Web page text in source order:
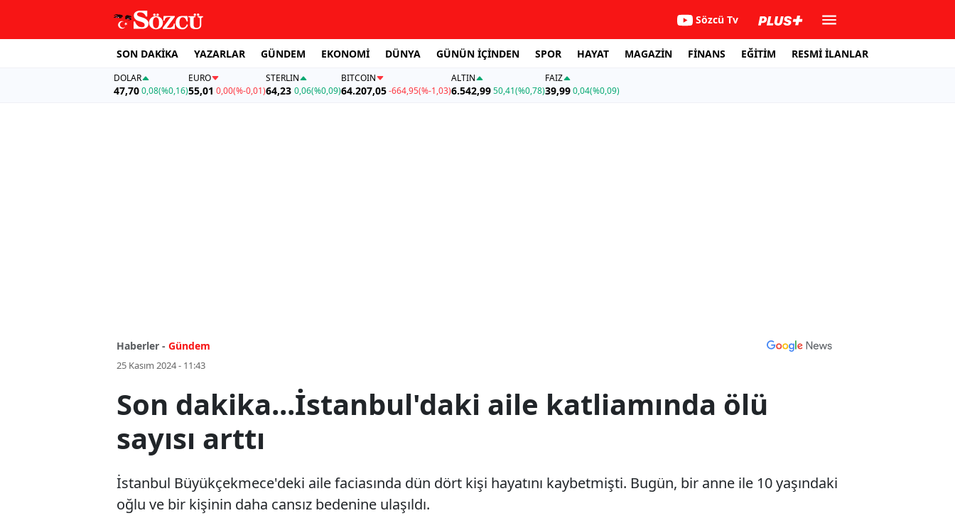
Sözcü Tv
SON DAKİKA YAZARLAR GÜNDEM EKONOMİ DÜNYA GÜNÜN İÇİNDEN SPOR HAYAT MAGAZİN FİNANS EĞİTİM RESMİ İLANLAR
DOLAR
47,700,08(%0,16)
EURO
55,01 0,00(%-0,01)
STERLIN
64,23 0,06(%0,09)
BITCOIN
64.207,05-664,95(%-1,03)
ALTIN
6.542,9950,41(%0,78)
FAİZ
39,990,04(%0,09)
Haberler - Gündem
25 Kasım 2024 - 11:43
Son dakika...İstanbul'daki aile katliamında ölü
sayısı arttı
İstanbul Büyükçekmece'deki aile faciasında dün dört kişi hayatını kaybetmişti. Bugün, bir anne ile 10 yaşındaki
oğlu ve bir kişinin daha cansız bedenine ulaşıldı.